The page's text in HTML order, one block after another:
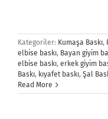
Kategoriler: Kumaşa Baskı,
elbise baskı, Bayan giyim
elbise baskı, erkek giyim
Baskı, kıyafet baskı, Şal
Read More